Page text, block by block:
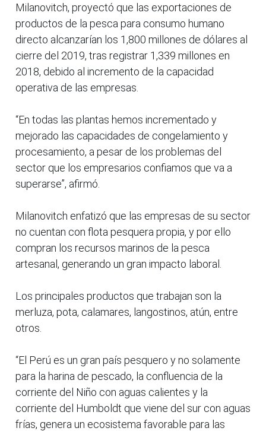
Milanovitch, proyectó que las exportaciones de
productos de la pesca para consumo humano
directo alcanzarían los 1,800 millones de dólares al
cierre del 2019, tras registrar 1,339 millones en
2018, debido al incremento de la capacidad
operativa de las empresas.
“En todas las plantas hemos incrementado y
mejorado las capacidades de congelamiento y
procesamiento, a pesar de los problemas del
sector que los empresarios confiamos que va a
superarse”, afirmó.
Milanovitch enfatizó que las empresas de su sector
no cuentan con flota pesquera propia, y por ello
compran los recursos marinos de la pesca
artesanal, generando un gran impacto laboral.
Los principales productos que trabajan son la
merluza, pota, calamares, langostinos, atún, entre
otros.
“El Perú es un gran país pesquero y no solamente
para la harina de pescado, la confluencia de la
corriente del Niño con aguas calientes y la
corriente del Humboldt que viene del sur con aguas
frías, genera un ecosistema favorable para las